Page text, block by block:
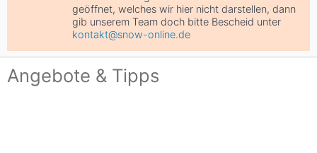
geöffnet, welches wir hier nicht darstellen, dann
gib unserem Team doch bitte Bescheid unter
kontakt@snow-online.de
Angebote & Tipps